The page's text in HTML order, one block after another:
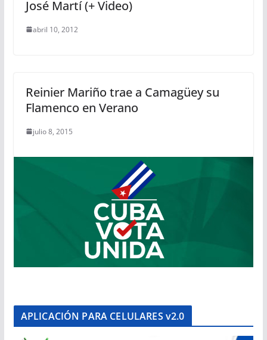
José Martí (+ Video)
abril 10, 2012
Reinier Mariño trae a Camagüey su
Flamenco en Verano
julio 8, 2015
APLICACIÓN PARA CELULARES v2.0